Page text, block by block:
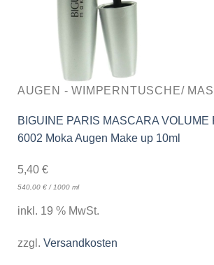
AUGEN - WIMPERNTUSCHE/
BIGUINE PARIS MASCARA VOLUME
6002 Moka Augen Make up 10ml
5,40 €
540,00 €/1000 ml
inkl. 19 % MwSt.
zzgl. Versandkosten